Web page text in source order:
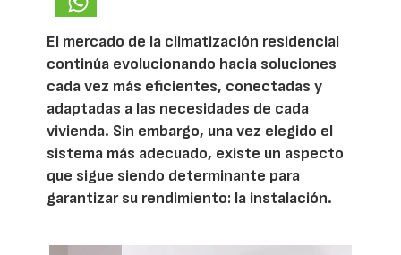
El mercado de la climatización residencial
continúa evolucionando hacia soluciones
cada vez más eficientes, conectadas y
adaptadas a las necesidades de cada
vivienda. Sin embargo, una vez elegido el
sistema más adecuado, existe un aspecto
que sigue siendo determinante para
garantizar su rendimiento: la instalación.